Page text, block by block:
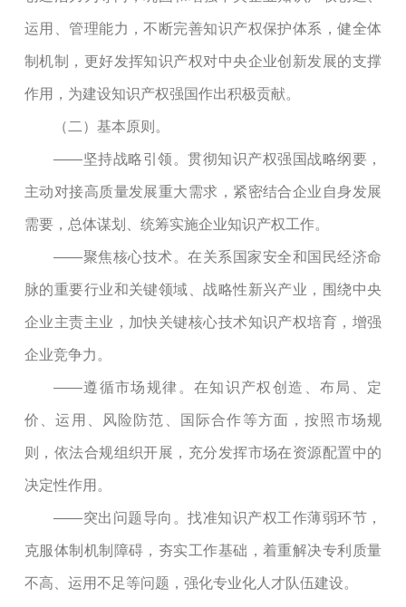
运用、管理能力，不断完善知识产权保护体系，健全体
制机制，更好发挥知识产权对中央企业创新发展的支撑
作用，为建设知识产权强国作出积极贡献。
（二）基本原则。
——坚持战略引领。贯彻知识产权强国战略纲要，
主动对接高质量发展重大需求，紧密结合企业自身发展
需要，总体谋划、统筹实施企业知识产权工作。
——聚焦核心技术。在关系国家安全和国民经济命
脉的重要行业和关键领域、战略性新兴产业，围绕中央
企业主责主业，加快关键核心技术知识产权培育，增强
企业竞争力。
——遵循市场规律。在知识产权创造、布局、定
价、运用、风险防范、国际合作等方面，按照市场规
则，依法合规组织开展，充分发挥市场在资源配置中的
决定性作用。
——突出问题导向。找准知识产权工作薄弱环节，
克服体制机制障碍，夯实工作基础，着重解决专利质量
不高、运用不足等问题，强化专业化人才队伍建设。